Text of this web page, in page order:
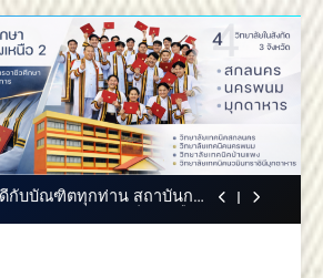
ษาภาคตะวันออกเฉียงเหนือ
2 ขอแสดงความยินดี
ชีวศึกษาภาคตะวันออกเฉียง
เหนือ 2 ขอแสดงความยินดี
กษาภาคตะวันออกเฉียงเหนือ
หากรรมการสภาสถาบันผู้ทรง
กับบัณฑิตทุกท่าน สถาบันการ